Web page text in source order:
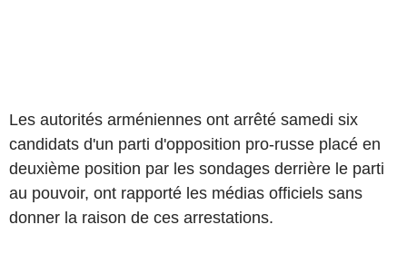
Les autorités arméniennes ont arrêté samedi six
candidats d'un parti d'opposition pro-russe placé en
deuxième position par les sondages derrière le parti
au pouvoir, ont rapporté les médias officiels sans
donner la raison de ces arrestations.